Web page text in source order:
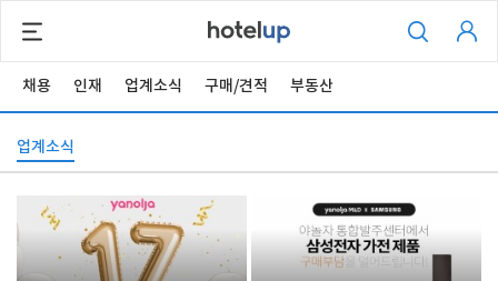
채용 인재 업계소식 구매/견적 부동산
업계소식